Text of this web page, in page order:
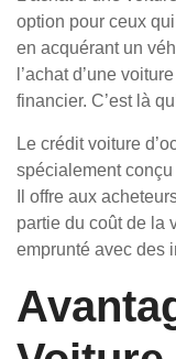
option pour ceux
en acquérant un
l’achat d’une
financier. C’est là
Le crédit voiture
spécialement conçu
Il offre aux
partie du coût de la
emprunté avec des